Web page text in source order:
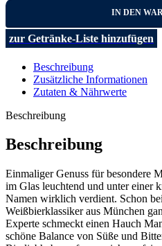
IN DEN
zur Getränke-Liste hinzufügen
Beschreibung
Zusätzliche Informationen
Zutaten & Nährwerte
Beschreibung
Beschreibung
Einmaliger Genuss für besondere
im Glas leuchtend und unter einer
Namen wirklich verdient. Schon
Weißbierklassiker aus München
Experte schmeckt einen Hauch
schöne Balance von Süße und